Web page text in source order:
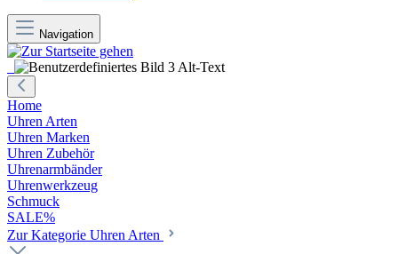
Navigation
Home
Uhren Arten
Uhren Marken
Uhren Zubehör
Uhrenarmbänder
Uhrenwerkzeug
Schmuck
SALE%
Zur Kategorie Uhren Arten